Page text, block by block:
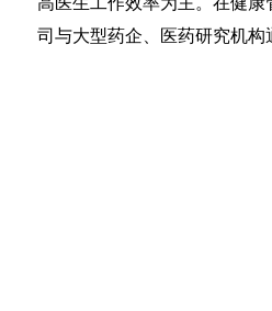
司与大型药企、医药研究机构